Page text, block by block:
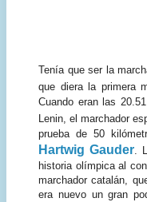
Tenía que ser la
que diera la primera
Cuando eran las
Lenin, el marchador
prueba de 50
Hartwig Gauder.
historia olímpica al
marchador catalán,
era nuevo un gran